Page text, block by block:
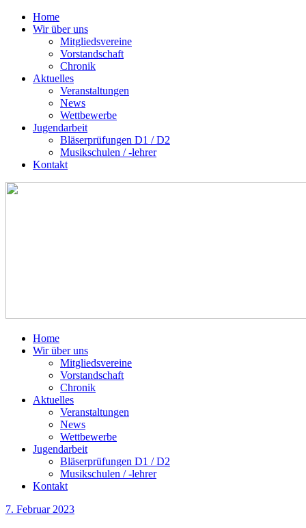
Home
Wir über uns
Mitgliedsvereine
Vorstandschaft
Chronik
Aktuelles
Veranstaltungen
News
Wettbewerbe
Jugendarbeit
Bläserprüfungen D1 / D2
Musikschulen / -lehrer
Kontakt
Bezirk 2 Sonthofen
Home
Wir über uns
Mitgliedsvereine
Vorstandschaft
Chronik
Aktuelles
Veranstaltungen
News
Wettbewerbe
Jugendarbeit
Bläserprüfungen D1 / D2
Musikschulen / -lehrer
Kontakt
7. Februar 2023